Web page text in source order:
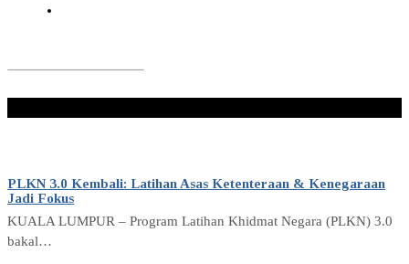
PLKN 3.0 Kembali: Latihan Asas Ketenteraan & Kenegaraan
Jadi Fokus
KUALA LUMPUR – Program Latihan Khidmat Negara (PLKN) 3.0
bakal…